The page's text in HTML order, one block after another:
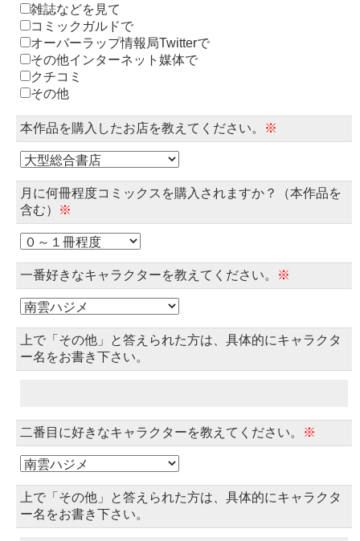
雑誌などを見て
コミックガルドで
オーバーラップ情報局Twitterで
その他インターネット媒体で
クチコミ
その他
本作品を購入したお店を教えてください。 ※
月に何冊程度コミックスを購入されますか？（本作品を
含む）
※
一番好きなキャラクターを教えてください。 ※
上で「その他」と答えられた方は、具体的にキャラクタ
ー名をお書き下さい。
二番目に好きなキャラクターを教えてください。 ※
上で「その他」と答えられた方は、具体的にキャラクタ
ー名をお書き下さい。